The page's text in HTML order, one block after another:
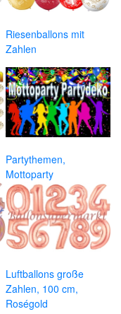
Riesenballons mit
Zahlen
Partythemen,
Mottoparty
Luftballons große
Zahlen, 100 cm,
Roségold